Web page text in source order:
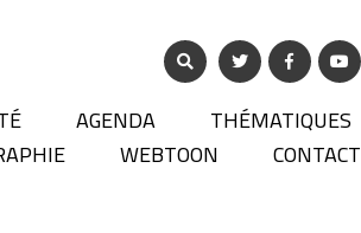
AGENDA
THÉMATIQUES
WEBTOON CONTACT